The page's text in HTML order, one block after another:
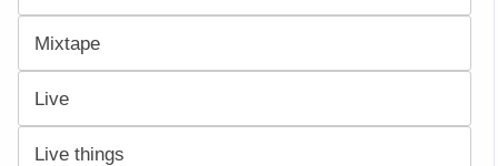
Mixtape
Live
Live things